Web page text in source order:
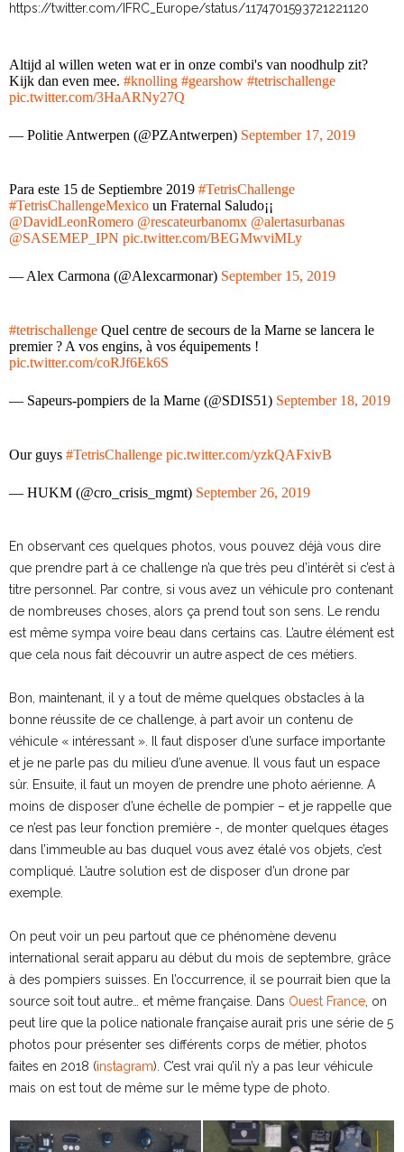
https://twitter.com/IFRC_Europe/status/1174701593721221120
Altijd al willen weten wat er in onze combi's van noodhulp zit?
Kijk dan even mee. #knolling #gearshow #tetrischallenge
pic.twitter.com/3HaARNy27Q
— Politie Antwerpen (@PZAntwerpen) September 17, 2019
Para este 15 de Septiembre 2019 #TetrisChallenge
#TetrisChallengeMexico un Fraternal Saludo¡¡
@DavidLeonRomero @rescateurbanomx @alertasurbanas
@SASEMEP_IPN pic.twitter.com/BEGMwviMLy
— Alex Carmona (@Alexcarmonar) September 15, 2019
#tetrischallenge Quel centre de secours de la Marne se lancera le
premier ? A vos engins, à vos équipements !
pic.twitter.com/coRJf6Ek6S
— Sapeurs-pompiers de la Marne (@SDIS51) September 18, 2019
Our guys #TetrisChallenge pic.twitter.com/yzkQAFxivB
— HUKM (@cro_crisis_mgmt) September 26, 2019
En observant ces quelques photos, vous pouvez déjà vous dire
que prendre part à ce challenge n’a que très peu d’intérêt si c’est à
titre personnel. Par contre, si vous avez un véhicule pro contenant
de nombreuses choses, alors ça prend tout son sens. Le rendu
est même sympa voire beau dans certains cas. L’autre élément est
que cela nous fait découvrir un autre aspect de ces métiers.
Bon, maintenant, il y a tout de même quelques obstacles à la
bonne réussite de ce challenge, à part avoir un contenu de
véhicule « intéressant ». Il faut disposer d’une surface importante
et je ne parle pas du milieu d’une avenue. Il vous faut un espace
sûr. Ensuite, il faut un moyen de prendre une photo aérienne. A
moins de disposer d’une échelle de pompier – et je rappelle que
ce n’est pas leur fonction première -, de monter quelques étages
dans l’immeuble au bas duquel vous avez étalé vos objets, c’est
compliqué. L’autre solution est de disposer d’un drone par
exemple.
On peut voir un peu partout que ce phénomène devenu
international serait apparu au début du mois de septembre, grâce
à des pompiers suisses. En l’occurrence, il se pourrait bien que la
source soit tout autre… et même française. Dans Ouest France , on
peut lire que la police nationale française aurait pris une série de 5
photos pour présenter ses différents corps de métier, photos
faites en 2018 (instagram). C’est vrai qu’il n’y a pas leur véhicule
mais on est tout de même sur le même type de photo.